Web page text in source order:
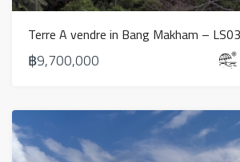
Terre A vendre in Bang Makham –
฿9,700,000